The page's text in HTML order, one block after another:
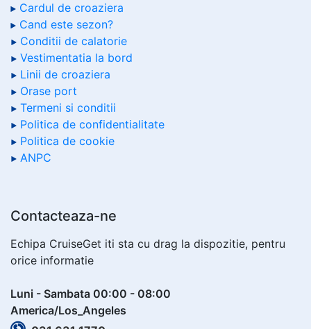
Cardul de croaziera
Cand este sezon?
Conditii de calatorie
Vestimentatia la bord
Linii de croaziera
Orase port
Termeni si conditii
Politica de confidentialitate
Politica de cookie
ANPC
Contacteaza-ne
Echipa CruiseGet iti sta cu drag la dispozitie, pentru
orice informatie
Luni - Sambata 00:00 - 08:00
America/Los_Angeles